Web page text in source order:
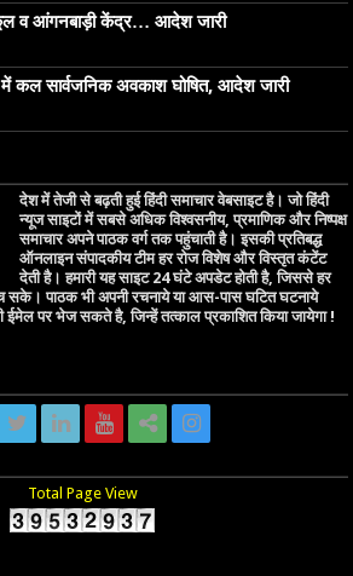
व आंगनबाड़ी केंद्र… आदेश जारी
सार्वजनिक अवकाश घोषित, आदेश जारी
देश में तेजी से बढ़ती हुई हिंदी समाचार वेबसाइट है। जो हिंदी
न्यूज साइटों में सबसे अधिक विश्वसनीय, प्रमाणिक और निष्पक्ष
समाचार अपने पाठक वर्ग तक पहुंचाती है। इसकी प्रतिबद्ध
ऑनलाइन संपादकीय टीम हर रोज विशेष और विस्तृत कंटेंट
देती है। हमारी यह साइट 24 घंटे अपडेट होती है, जिससे हर
सके। पाठक भी अपनी रचनाये या आस-पास घटित घटनाये
ईमेल पर भेज सकते है, जिन्हें तत्काल प्रकाशित किया जायेगा !
Total Page View